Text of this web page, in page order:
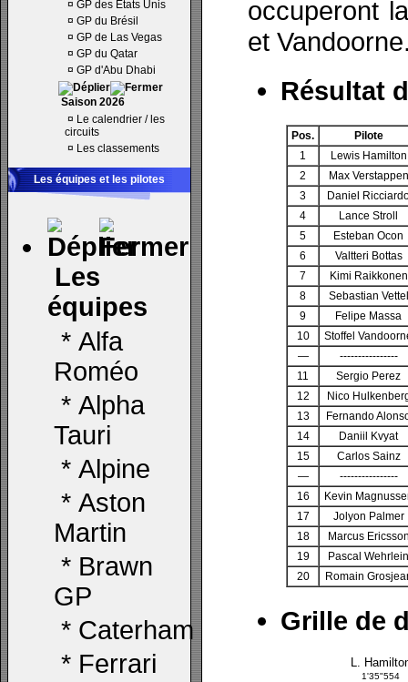
¤ GP des Etats Unis
¤ GP du Brésil
¤ GP de Las Vegas
¤ GP du Qatar
¤ GP d'Abu Dhabi
Saison 2026
¤ Le calendrier / les
circuits
¤ Les classements
Les équipes et les pilotes
Les
équipes
* Alfa
Roméo
* Alpha
Tauri
* Alpine
* Aston
Martin
* Brawn
GP
* Caterham
* Ferrari
occuperont
et
Résultat
Pos.
Pilote
1
Lewis Hamilton
2
Max Verstappen
3
Daniel
4
Lance Stroll
5
Esteban Ocon
6
Valtteri Bottas
7
Kimi Raikkonen
8
Sebastian Vettel
9
Felipe Massa
10
Stoffel
—
----------------
11
Sergio Perez
12
Nico
13
Fernando
14
Daniil Kvyat
15
Carlos Sainz
—
----------------
16
Kevin
17
Jolyon Palmer
18
Marcus
19
Pascal Wehrlein
20
Romain
Grille de
L.
1'35"554